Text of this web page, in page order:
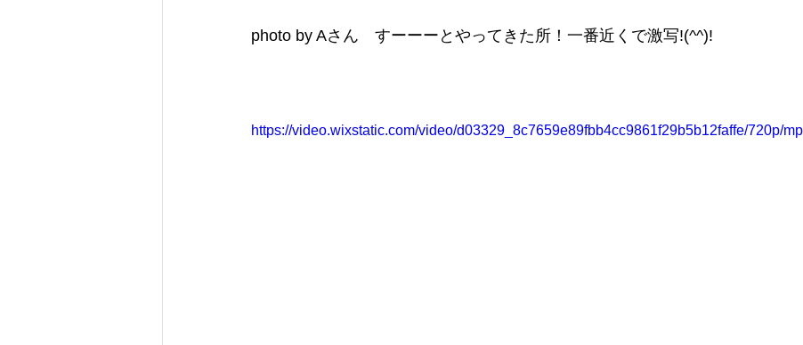
photo by Aさん　すーーーとやってきた所！一番近くで激写!(^^)!
https://video.wixstatic.com/video/d03329_8c7659e89fbb4cc9861f29b5b12faffe/720p/